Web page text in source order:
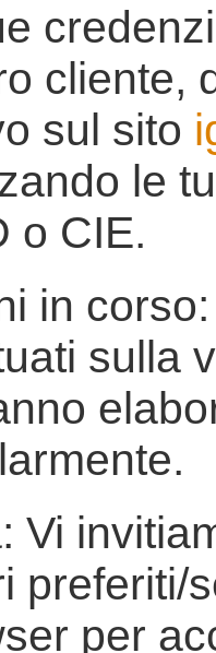
cliente,
sul sito
le
o CIE.
in
sulla
Vi
preferiti/
per